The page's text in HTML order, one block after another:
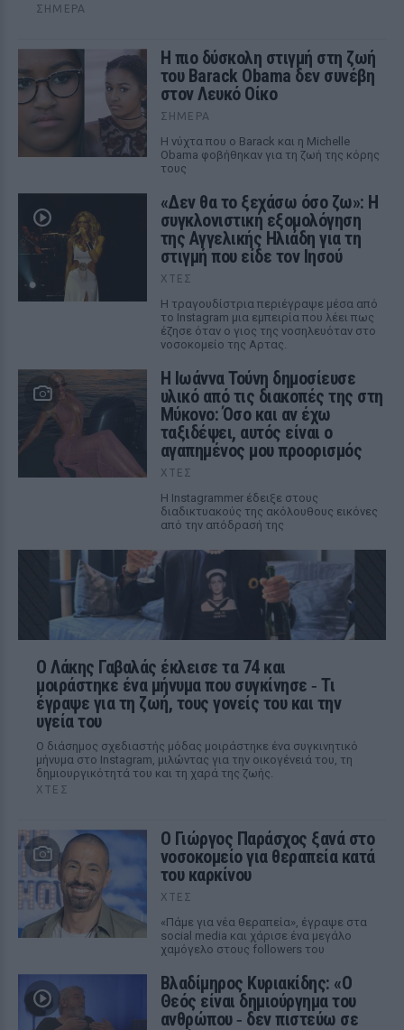
ΣΉΜΕΡΑ
Η πιο δύσκολη στιγμή στη ζωή
του Barack Obama δεν συνέβη
στον Λευκό Οίκο
ΣΉΜΕΡΑ
Η νύχτα που ο Barack και η Michelle
Obama φοβήθηκαν για τη ζωή της κόρης
τους
«Δεν θα το ξεχάσω όσο ζω»: Η
συγκλονιστική εξομολόγηση
της Αγγελικής Ηλιάδη για τη
στιγμή που είδε τον Ιησού
ΧΤΕΣ
Η τραγουδίστρια περιέγραψε μέσα από
το Instagram μια εμπειρία που λέει πως
έζησε όταν ο γιος της νοσηλευόταν στο
νοσοκομείο της Αρτας.
Η Ιωάννα Τούνη δημοσίευσε
υλικό από τις διακοπές της στη
Μύκονο: Όσο και αν έχω
ταξιδέψει, αυτός είναι ο
αγαπημένος μου προορισμός
ΧΤΕΣ
Η Instagrammer έδειξε στους
διαδικτυακούς της ακόλουθους εικόνες
από την απόδρασή της
Ο Λάκης Γαβαλάς έκλεισε τα 74 και
μοιράστηκε ένα μήνυμα που συγκίνησε ‑ Τι
έγραψε για τη ζωή, τους γονείς του και την
υγεία του
Ο διάσημος σχεδιαστής μόδας μοιράστηκε ένα συγκινητικό
μήνυμα στο Instagram, μιλώντας για την οικογένειά του, τη
δημιουργικότητά του και τη χαρά της ζωής.
ΧΤΕΣ
O Γιώργος Παράσχος ξανά στο
νοσοκομείο για θεραπεία κατά
του καρκίνου
ΧΤΕΣ
«Πάμε για νέα θεραπεία», έγραψε στα
social media και χάρισε ένα μεγάλο
χαμόγελο στους followers του
Βλαδίμηρος Κυριακίδης: «Ο
Θεός είναι δημιούργημα του
ανθρώπου ‑ δεν πιστεύω σε